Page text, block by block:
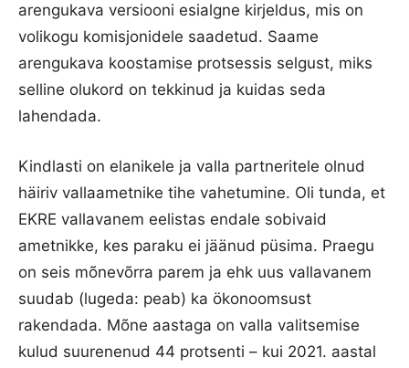
arengukava versiooni esialgne kirjeldus, mis on
volikogu komisjonidele saadetud. Saame
arengukava koostamise protsessis selgust, miks
selline olukord on tekkinud ja kuidas seda
lahendada.
Kindlasti on elanikele ja valla partneritele olnud
häiriv vallaametnike tihe vahetumine. Oli tunda, et
EKRE vallavanem eelistas endale sobivaid
ametnikke, kes paraku ei jäänud püsima. Praegu
on seis mõnevõrra parem ja ehk uus vallavanem
suudab (lugeda: peab) ka ökonoomsust
rakendada. Mõne aastaga on valla valitsemise
kulud suurenenud 44 protsenti – kui 2021. aastal